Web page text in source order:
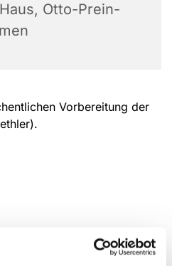
Otto-Prein-
Vorbereitung der